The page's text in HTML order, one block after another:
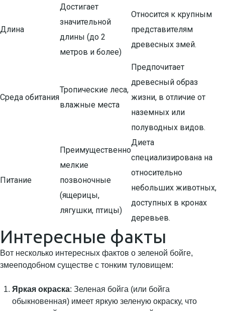
Длина
Достигает
значительной
длины (до 2
метров и более)
Относится к крупным
представителям
древесных змей.
Среда обитания
Тропические леса,
влажные места
Предпочитает
древесный образ
жизни, в отличие от
наземных или
полуводных видов.
Питание
Преимущественно
мелкие
позвоночные
(ящерицы,
лягушки, птицы)
Диета
специализирована на
относительно
небольших животных,
доступных в кронах
деревьев.
Интересные факты
Вот несколько интересных фактов о зеленой бойге,
змееподобном существе с тонким туловищем:
Яркая окраска: Зеленая бойга (или бойга
обыкновенная) имеет яркую зеленую окраску, что